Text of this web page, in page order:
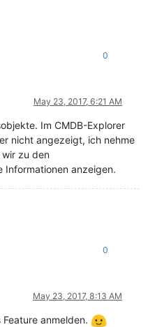
0
May 23, 2017, 6:21 AM
Im CMDB-Explorer
nicht angezeigt, ich nehme
wir zu den
Informationen anzeigen.
0
May 23, 2017, 8:13 AM
anmelden.